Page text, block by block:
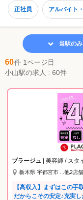
正社員 アルバイト
60件 1ページ目
小山駅の求人 : 60件
当駅のみ
プラージュ | 美容師 / スタ
栃木県 宇都宮市 ...他2店舗
【高収入】まずはこの
だからこその安定♪充実